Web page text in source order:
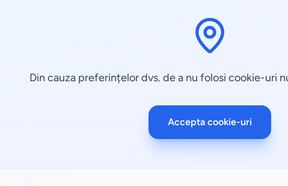
Din cauza preferințelor dvs. de a nu folosi cookie-uri
Accepta cookie-uri